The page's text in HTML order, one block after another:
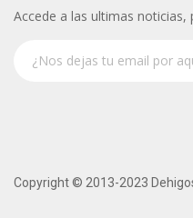
Accede a las ultimas
Copyright © 2013-2023